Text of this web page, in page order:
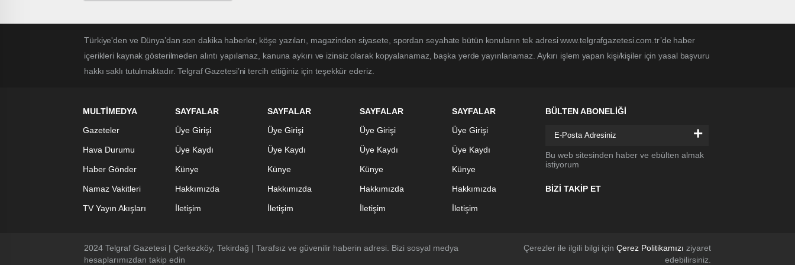
Türkiye'den ve Dünya’dan son dakika haberler, köşe yazıları, magazinden siyasete, spordan seyahate bütün konuların tek adresi www.telgrafgazetesi.com.tr’de haber
içerikleri kaynak gösterilmeden alıntı yapılamaz, kanuna aykırı ve izinsiz olarak kopyalanamaz, başka yerde yayınlanamaz. Aykırı işlem yapan kişi/kişiler için yasal başvuru
hakkı saklı tutulmaktadır. Telgraf Gazetesi’ni tercih ettiğiniz için teşekkür ederiz.
MULTİMEDYA
Gazeteler
Hava Durumu
Haber Gönder
Namaz Vakitleri
TV Yayın Akışları
SAYFALAR
Üye Girişi
Üye Kaydı
Künye
Hakkımızda
İletişim
SAYFALAR
Üye Girişi
Üye Kaydı
Künye
Hakkımızda
İletişim
SAYFALAR
Üye Girişi
Üye Kaydı
Künye
Hakkımızda
İletişim
SAYFALAR
Üye Girişi
Üye Kaydı
Künye
Hakkımızda
İletişim
BÜLTEN ABONELİĞİ
+
Bu web sitesinden haber ve ebülten almak
istiyorum
BİZİ TAKİP ET
2024 Telgraf Gazetesi | Çerkezköy, Tekirdağ | Tarafsız ve güvenilir haberin adresi. Bizi sosyal medya
hesaplarımızdan takip edin
Çerezler ile ilgili bilgi için Çerez Politikamızı ziyaret
edebilirsiniz.